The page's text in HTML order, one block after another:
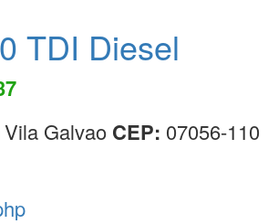
TDI Diesel
Galvao CEP: 07056-110